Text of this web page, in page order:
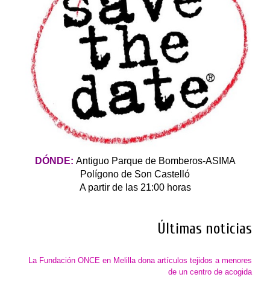
DÓNDE: Antiguo Parque de Bomberos-ASIMA
Polígono de Son Castelló
A partir de las 21:00 horas
Últimas noticias
La Fundación ONCE en Melilla dona artículos tejidos a menores
de un centro de acogida